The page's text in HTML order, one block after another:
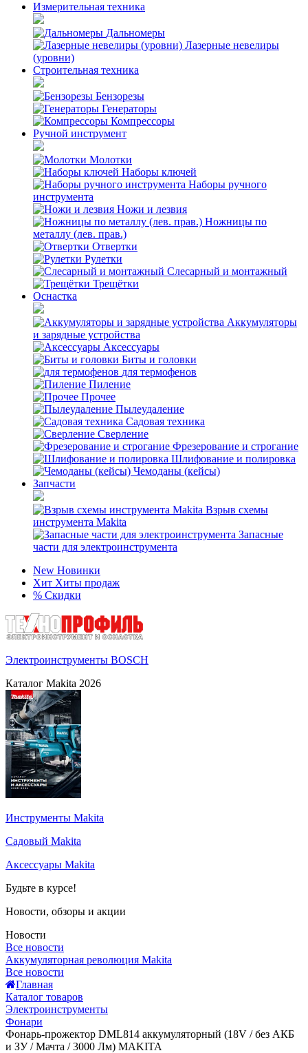
Измерительная техника
Дальномеры
Лазерные невелиры
(уровни)
Строительная техника
Бензорезы
Генераторы
Компрессоры
Ручной инструмент
Молотки
Наборы ключей
Наборы ручного
инструмента
Ножи и лезвия
Ножницы по
металлу (лев. прав.)
Отвертки
Рулетки
Слесарный и монтажный
Трещётки
Оснастка
Аккумуляторы
и зарядные устройства
Аксессуары
Биты и головки
для термофенов
Пиление
Прочее
Пылеудаление
Садовая техника
Сверление
Фрезерование и строгание
Шлифование и полировка
Чемоданы (кейсы)
Запчасти
Взрыв схемы
инструмента Makita
Запасные
части для электроинструмента
New Новинки
Хит Хиты продаж
% Скидки
Электроинструменты BOSCH
Каталог Makita 2026
Инструменты Makita
Садовый Makita
Аксессуары Makita
Будьте в курсе!
Новости, обзоры и акции
Новости
Все новости
Аккумуляторная революция Makita
Все новости
Главная
Каталог товаров
Электроинструменты
Фонари
Фонарь-прожектор DML814 аккумуляторный (18V / без АКБ
и ЗУ / Мачта / 3000 Лм) MAKITA